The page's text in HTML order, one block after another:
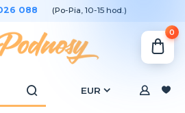
EUR
088 (Po-Pia, 10-15 hod.)
0